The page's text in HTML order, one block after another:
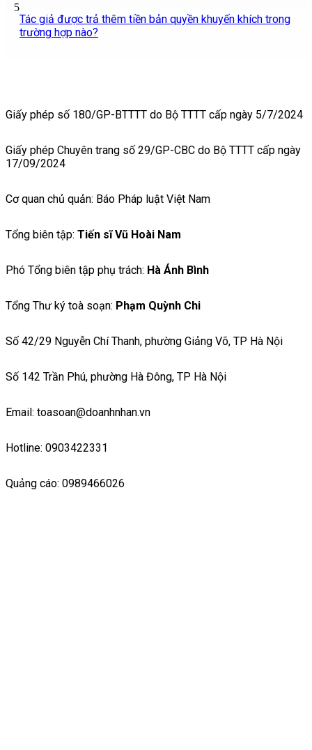
5
Tác giả được trả thêm tiền bản quyền khuyến khích trong
trường hợp nào?
Giấy phép số 180/GP-BTTTT do Bộ TTTT cấp ngày 5/7/2024
Giấy phép Chuyên trang số 29/GP-CBC do Bộ TTTT cấp ngày
17/09/2024
Cơ quan chủ quản: Báo Pháp luật Việt Nam
Tổng biên tập: Tiến sĩ Vũ Hoài Nam
Phó Tổng biên tập phụ trách: Hà Ánh Bình
Tổng Thư ký toà soạn: Phạm Quỳnh Chi
Số 42/29 Nguyễn Chí Thanh, phường Giảng Võ, TP Hà Nội
Số 142 Trần Phú, phường Hà Đông, TP Hà Nội
Email: toasoan@doanhnhan.vn
Hotline: 0903422331
Quảng cáo: 0989466026